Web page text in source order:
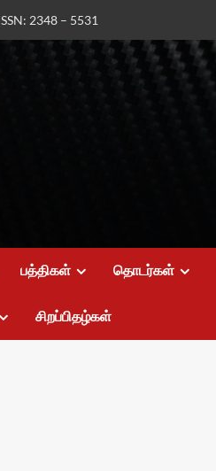
2348 – 5531
பத்திகள் தொடர்கள்
சிறப்பிதழ்கள்